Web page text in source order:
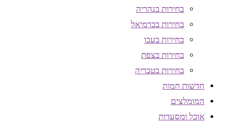
בחירות בנהריה
בחירות בכרמיאל
בחירות בעכו
בחירות בצפת
בחירות בטבריה
חדשות חמות
המומלצים
אוכל ומסעדות